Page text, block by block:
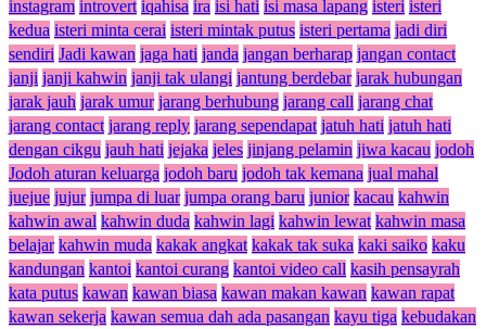
instagram introvert iqahisa ira isi hati isi masa lapang isteri isteri
kedua isteri minta cerai isteri mintak putus isteri pertama jadi diri
sendiri Jadi kawan jaga hati janda jangan berharap jangan contact
janji janji kahwin janji tak ulangi jantung berdebar jarak hubungan
jarak jauh jarak umur jarang berhubung jarang call jarang chat
jarang contact jarang reply jarang sependapat jatuh hati jatuh hati
dengan cikgu jauh hati jejaka jeles jinjang pelamin jiwa kacau jodoh
Jodoh aturan keluarga jodoh baru jodoh tak kemana jual mahal
juejue jujur jumpa di luar jumpa orang baru junior kacau kahwin
kahwin awal kahwin duda kahwin lagi kahwin lewat kahwin masa
belajar kahwin muda kakak angkat kakak tak suka kaki saiko kaku
kandungan kantoi kantoi curang kantoi video call kasih pensayrah
kata putus kawan kawan biasa kawan makan kawan kawan rapat
kawan sekerja kawan semua dah ada pasangan kayu tiga kebudakan